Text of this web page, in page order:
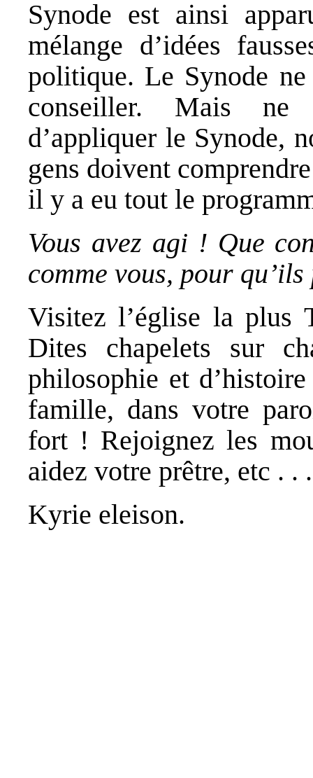
Synode est ainsi
mélange d’idées
politique. Le Synode
conseiller. Mais ne
d’appliquer le Synode,
gens doivent
il y a eu tout le
Vous avez agi ! Que
comme vous, pour
Visitez l’église la plus
Dites chapelets sur
philosophie et
famille, dans votre
fort ! Rejoignez les
aidez votre prêtre, etc . .
Kyrie eleison.